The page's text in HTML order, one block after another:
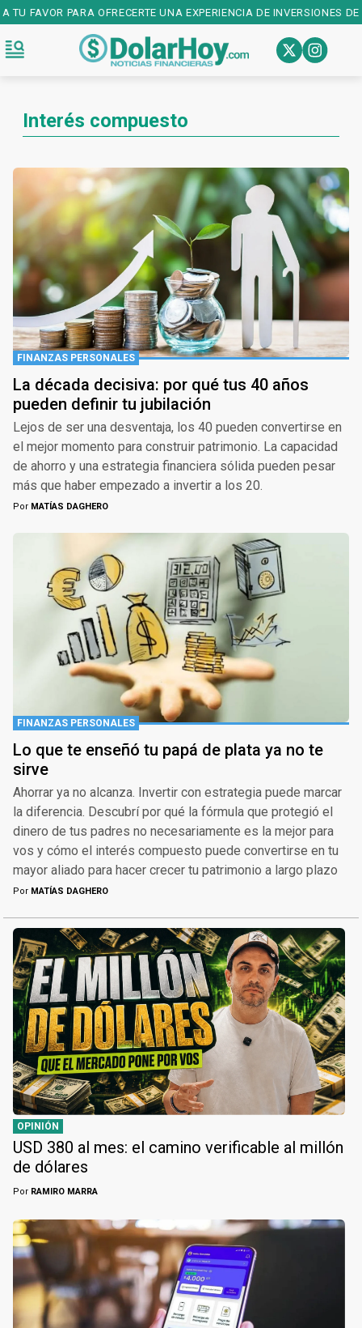
PARA OFRECERTE UNA EXPERIENCIA DE INVERSIONES DE
Interés compuesto
FINANZAS PERSONALES
La década decisiva: por qué tus 40 años
pueden definir tu jubilación
Lejos de ser una desventaja, los 40 pueden convertirse en
el mejor momento para construir patrimonio. La capacidad
de ahorro y una estrategia financiera sólida pueden pesar
más que haber empezado a invertir a los 20.
Por MATÍAS DAGHERO
FINANZAS PERSONALES
Lo que te enseñó tu papá de plata ya no te
sirve
Ahorrar ya no alcanza. Invertir con estrategia puede marcar
la diferencia. Descubrí por qué la fórmula que protegió el
dinero de tus padres no necesariamente es la mejor para
vos y cómo el interés compuesto puede convertirse en tu
mayor aliado para hacer crecer tu patrimonio a largo plazo
Por MATÍAS DAGHERO
OPINIÓN
USD 380 al mes: el camino verificable al millón
de dólares
Por RAMIRO MARRA